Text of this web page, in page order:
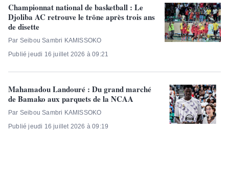
Championnat national de basketball : Le
Djoliba AC retrouve le trône après trois ans
de disette
Par Seibou Sambri KAMISSOKO
Publié jeudi 16 juillet 2026 à 09:21
Mahamadou Landouré : Du grand marché
de Bamako aux parquets de la NCAA
Par Seibou Sambri KAMISSOKO
Publié jeudi 16 juillet 2026 à 09:19